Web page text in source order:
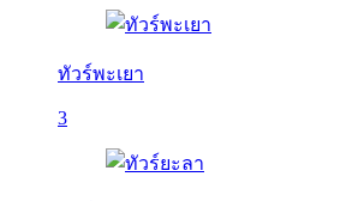
ทัวร์พะเยา
3